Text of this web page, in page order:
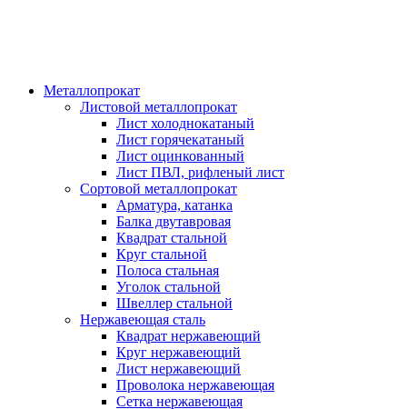
Металлопрокат
Листовой металлопрокат
Лист холоднокатаный
Лист горячекатаный
Лист оцинкованный
Лист ПВЛ, рифленый лист
Сортовой металлопрокат
Арматура, катанка
Балка двутавровая
Квадрат стальной
Круг стальной
Полоса стальная
Уголок стальной
Швеллер стальной
Нержавеющая сталь
Квадрат нержавеющий
Круг нержавеющий
Лист нержавеющий
Проволока нержавеющая
Сетка нержавеющая